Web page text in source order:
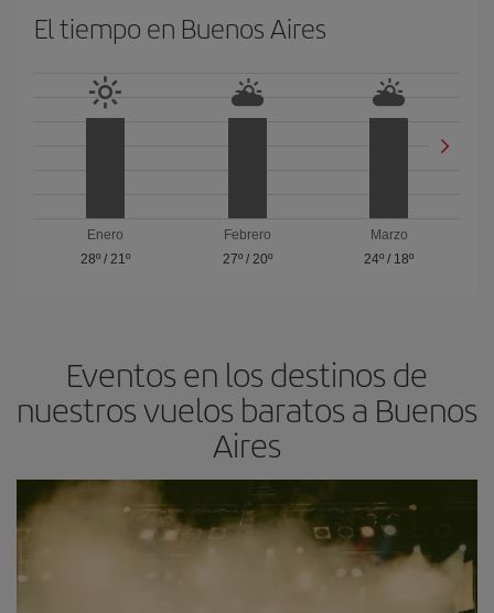
El tiempo en Buenos Aires
Enero
28º/ 21º
Febrero
27º/ 20º
Marzo
24º / 18º
Eventos en los destinos de
nuestros vuelos baratos a Buenos
Aires